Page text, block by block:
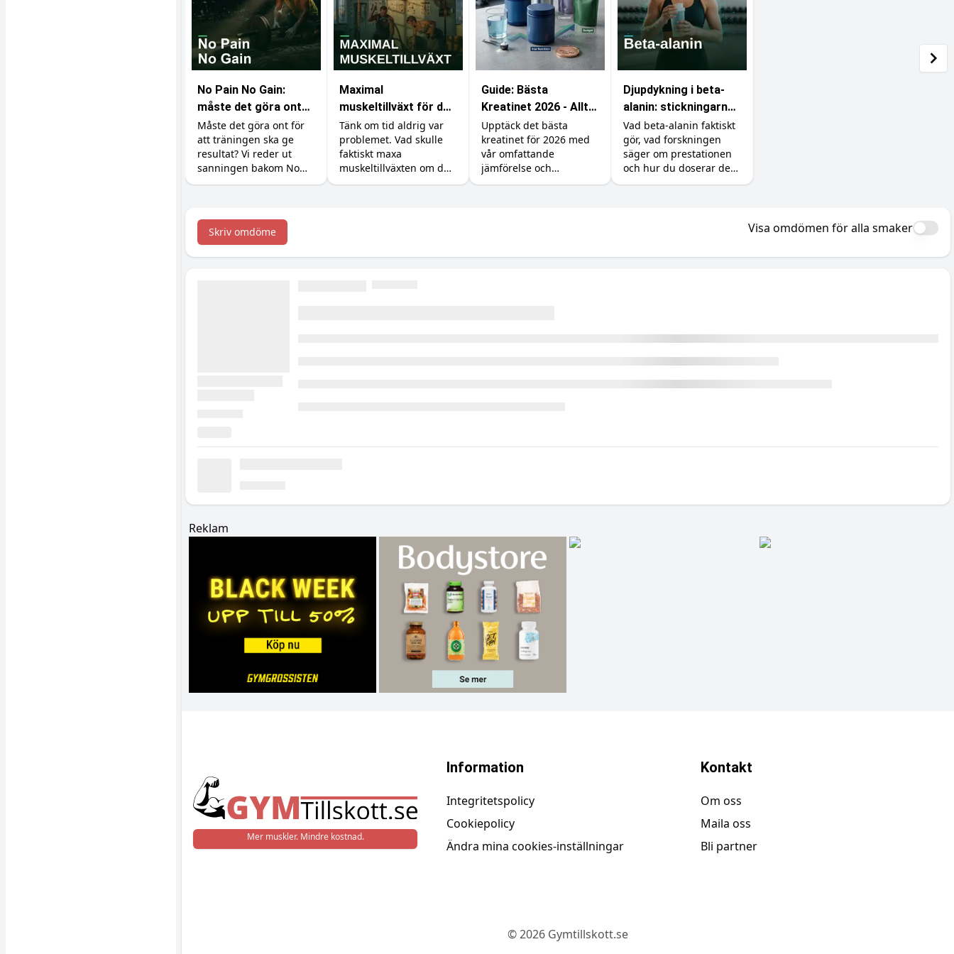
No Pain No Gain:
måste det göra ont
för att bygga
muskler?
Måste det göra ont för
att träningen ska ge
resultat? Vi reder ut
sanningen bakom No
Pain No Gain, vad
maxar återhämtningen.
Maximal
muskeltillväxt för den
med obegränsad tid
Tänk om tid aldrig var
problemet. Vad skulle
faktiskt maxa
muskeltillväxten om du
kunde träna, äta och
Guide: Bästa
Kreatinet 2026 - Allt
du behöver veta
Upptäck det bästa
kreatinet för 2026 med
vår omfattande
jämförelse och
prisjämförelse.
Djupdykning i beta-
alanin: stickningarna,
karnosinet och
effekten
Vad beta-alanin faktiskt
gör, vad forskningen
säger om prestationen
och hur du doserar det
rätt (inklusive varför du
Skriv omdöme Visa omdömen för alla smaker
Reklam
Mer muskler. Mindre kostnad.
Information
Integritetspolicy
Cookiepolicy
Ändra mina cookies-inställningar
Kontakt
Om oss
Maila oss
Bli partner
©2026Gymtillskott.se